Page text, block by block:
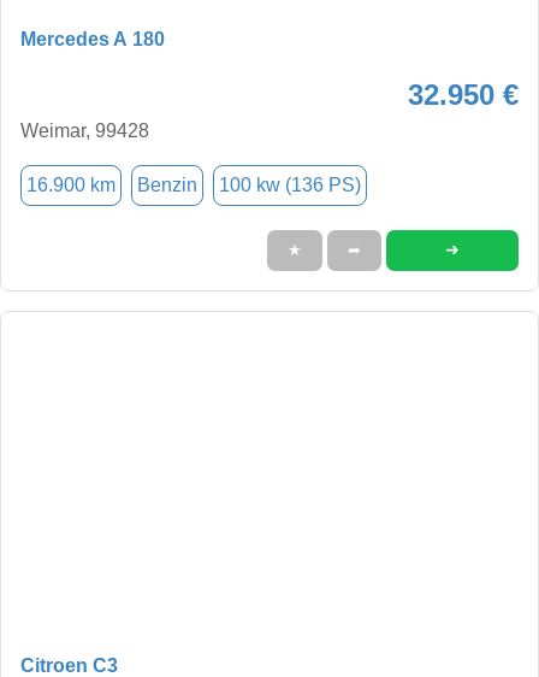
Mercedes A 180
32.950 €
Weimar, 99428
16.900 km Benzin 100 kw (136 PS)
★ ➦ ➜
Citroen C3